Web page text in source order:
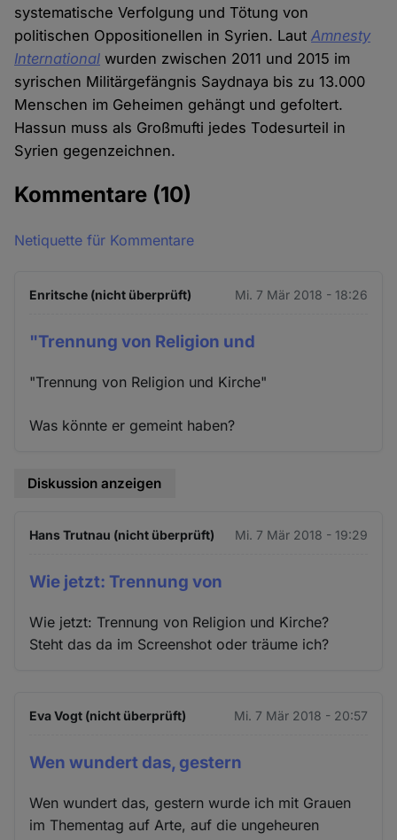
systematische Verfolgung und Tötung von
politischen Oppositionellen in Syrien. LautAmnesty
International wurden zwischen 2011 und 2015 im
syrischen Militärgefängnis Saydnaya bis zu 13.000
Menschen im Geheimen gehängt und gefoltert.
Hassun muss als Großmufti jedes Todesurteil in
Syrien gegenzeichnen.
Kommentare (10)
Netiquette für Kommentare
Enritsche (nicht überprüft) Mi. 7 Mär 2018 - 18:26
"Trennung von Religion und
"Trennung von Religion und Kirche"
Was könnte er gemeint haben?
Diskussion anzeigen
Hans Trutnau (nicht überprüft) Mi. 7 Mär 2018 - 19:29
Wie jetzt: Trennung von
Wie jetzt: Trennung von Religion und Kirche?
Steht das da im Screenshot oder träume ich?
Eva Vogt (nicht überprüft) Mi. 7 Mär 2018 - 20:57
Wen wundert das, gestern
Wen wundert das, gestern wurde ich mit Grauen
im Thementag auf Arte, auf die ungeheuren